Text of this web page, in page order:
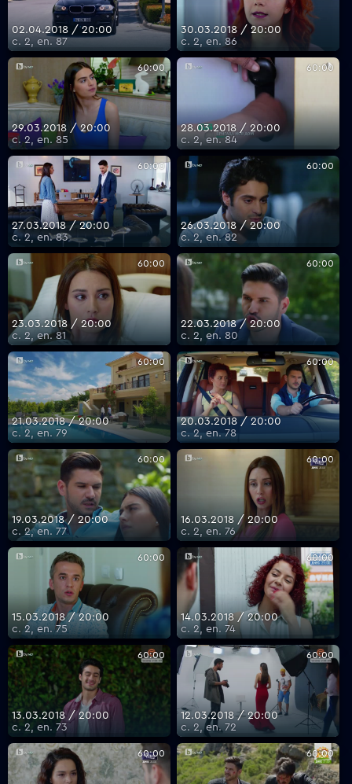
02.04.2018 / 20:00
с. 2, еп. 87
30.03.2018 / 20:00
с. 2, еп. 86
60:00
29.03.2018 / 20:00
с. 2, еп. 85
60:00
28.03.2018 / 20:00
с. 2, еп. 84
60:00
27.03.2018 / 20:00
с. 2, еп. 83
60:00
26.03.2018 / 20:00
с. 2, еп. 82
60:00
23.03.2018 / 20:00
с. 2, еп. 81
60:00
22.03.2018 / 20:00
с. 2, еп. 80
60:00
21.03.2018 / 20:00
с. 2, еп. 79
60:00
20.03.2018 / 20:00
с. 2, еп. 78
60:00
19.03.2018 / 20:00
с. 2, еп. 77
60:00
16.03.2018 / 20:00
с. 2, еп. 76
60:00
15.03.2018 / 20:00
с. 2, еп. 75
60:00
14.03.2018 / 20:00
с. 2, еп. 74
60:00
13.03.2018 / 20:00
с. 2, еп. 73
60:00
12.03.2018 / 20:00
с. 2, еп. 72
60:00 60:00